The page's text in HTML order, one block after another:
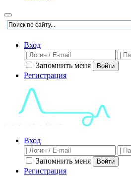
Вход
Запомнить меня Войти
Регистрация
Вход
Запомнить меня Войти
Регистрация